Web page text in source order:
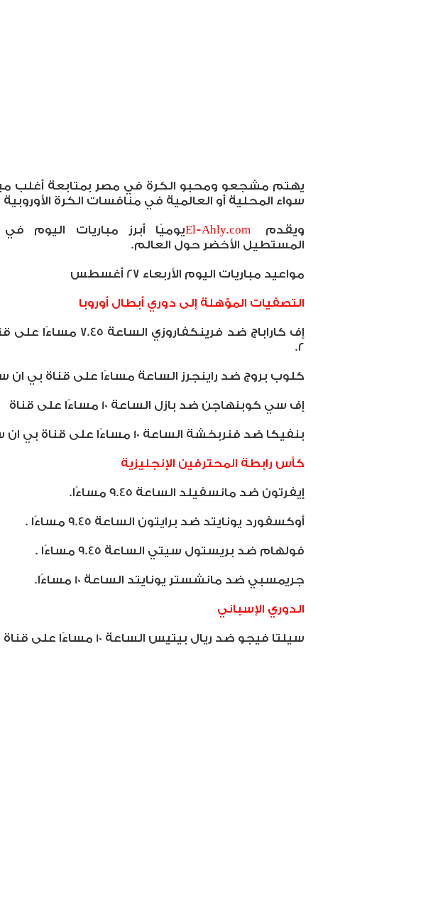
يهتم مشجعو ومحبو الكرة في مصر بمتابعة أغلب
سواء المحلية أو العالمية في منافسات الكرة الأوروبية
ويقدم El-Ahly.comيوميًا أبرز مباريات اليوم
المستطيل الأخضر حول العالم.
مواعيد مباريات اليوم الأربعاء 27 أغسطس
التصفيات المؤهلة إلى دوري أبطال أوروبا
إف كاراباج ضد فرينكفاروزي
٢.
كلوب بروج ضد راينجرز الساعة مساءًا على قناة بي ان
إف سي كوبنهاجن ضد بازل الساعة 10 مساءًا على قناة
بنفيكا ضد فنربخشة الساعة 10 مساءًا على قناة بي ان سبورت.
كأس رابطة المحترفين الإنجليزية
إيفرتون ضد مانسفيلد الساعة 9.45 مساءًا.
أوكسفورد يونايتد ضد برايتون الساعة 9.45 مساءًا .
فولهام ضد بريستول سيتي الساعة 9.45 مساءًا .
جريمسبي ضد مانشستر يونايتد الساعة 10 مساءًا.
الدوري الإسباني
سيلتا فيجو ضد ريال بيتيس الساعة 10 مساءًا على قناة بي ان سبورت.